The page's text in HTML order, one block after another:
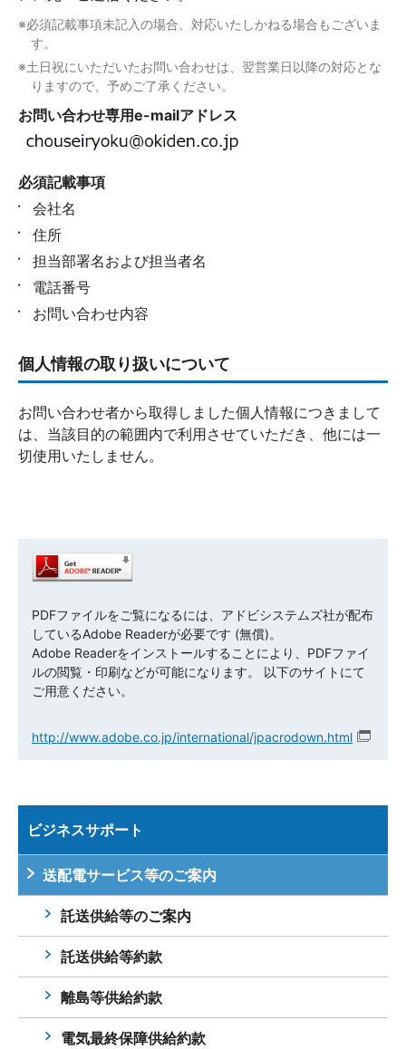
※必須記載事項未記入の場合、対応いたしかねる場合もございま
す。
※土日祝にいただいたお問い合わせは、翌営業日以降の対応とな
りますので、予めご了承ください。
お問い合わせ専用e-mailアドレス
必須記載事項
会社名
住所
担当部署名および担当者名
電話番号
お問い合わせ内容
個人情報の取り扱いについて
お問い合わせ者から取得しました個人情報につきまして
は、当該目的の範囲内で利用させていただき、他には一
切使用いたしません。
PDFファイルをご覧になるには、アドビシステムズ社が配布
しているAdobe Readerが必要です (無償)。
Adobe Readerをインストールすることにより、PDFファイ
ルの閲覧・印刷などが可能になります。 以下のサイトにて
ご用意ください。
http://www.adobe.co.jp/international/jpacrodown.html
ビジネスサポート
送配電サービス等のご案内
託送供給等のご案内
託送供給等約款
離島等供給約款
電気最終保障供給約款